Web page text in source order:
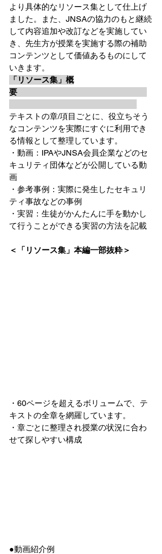
より具体的なリソース集として仕上げ
ました。また、JNSAの協力のもと継続
して内容追加や改訂などを実施してい
き、先生方が授業を実施する際の補助
コンテンツとして価値あるものにして
いきます。
「リソース集」概
要
テキストの章/項目ごとに、役立ちそう
なコンテンツを実際にすぐに利用でき
る情報として整理しています。
・動画：IPAやJNSA会員企業などのセ
キュリティ団体などが公開している動
画
・参考事例：実際に発生したセキュリ
ティ事故などの事例
・実習：生徒がかんたんに手を動かし
て行うことができる実習の方法を記載
＜「リソース集」本編一部抜粋＞
・60ページを超えるボリュームで、テ
キストの全章を網羅しています。
・章ごとに整理され授業の状況に合わ
せて探しやすい構成
●動画紹介例